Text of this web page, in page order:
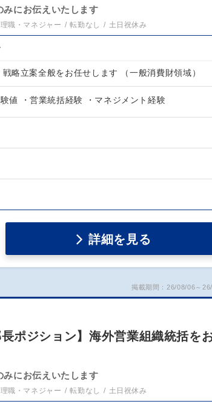
にお伝えいたします
職・マネジャー 転勤なし 土日祝休み
略立案全般をお任せします （一般消費財領域）
値 ・営業統括経験 ・マネジメント経験
詳細を見る
掲載期間：26/08/06～
ポジション】海外営業組織統括を
にお伝えいたします
職・マネジャー 転勤なし 土日祝休み